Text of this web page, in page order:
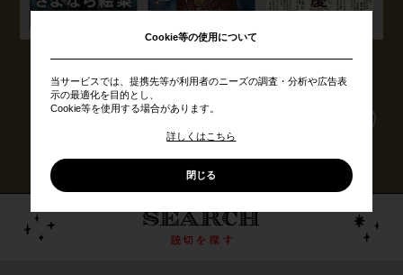
歴代のジャンプラ読切から、
あなたのベスト3を選んで投稿しよう！
ベスト3を選ぶ
Cookie等の使用について
当サービスでは、提携先等が利用者のニーズの調査・分析や広告表
示の最適化を目的とし、
Cookie等を使用する場合があります。
詳しくはこちら
閉じる